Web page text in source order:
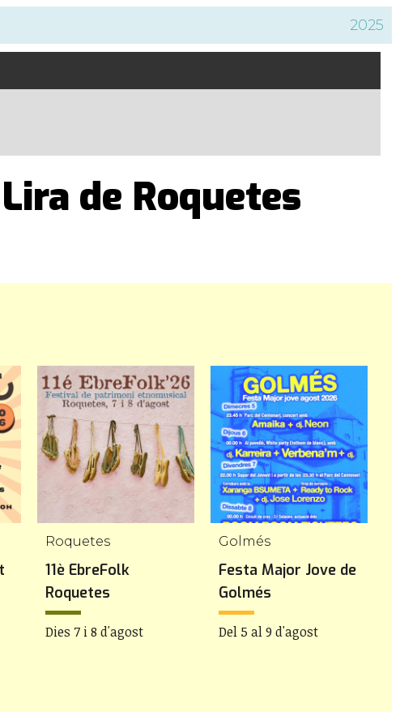
2025
de Roquetes
Roquetes
11è EbreFolk
Roquetes
Dies 7 i 8 d'agost
Golmés
Festa Major Jove de
Golmés
Del 5 al 9 d'agost